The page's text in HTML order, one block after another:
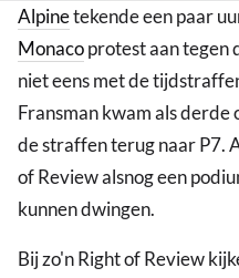
Alpinetekende een paar
Monacoprotest aan tegen
niet eens met de
Fransman kwam als
de straffen terug naar P7.
of Review alsnog een
kunnen dwingen.
Bij zo'n Right of Review